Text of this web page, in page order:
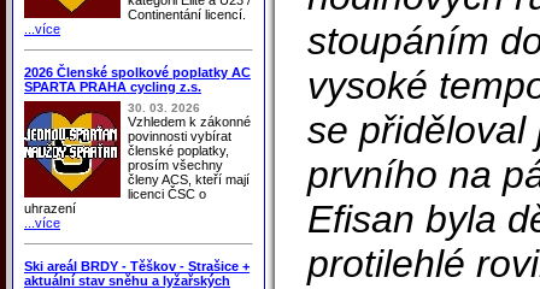
Continentání licencí.
...více
2026 Členské spolkové poplatky AC
SPARTA PRAHA cycling z.s.
30. 03. 2026
Vzhledem k zákonné
povinnosti vybírat
členské poplatky,
prosím všechny
členy ACS, kteří mají
licenci ČSC o
uhrazení
...více
Ski areál BRDY - Těškov - Strašice +
aktuální stav sněhu a lyžařských
stoupáním
vysoké
se přiděloval
prvního na
Efisan byla
protilehlé